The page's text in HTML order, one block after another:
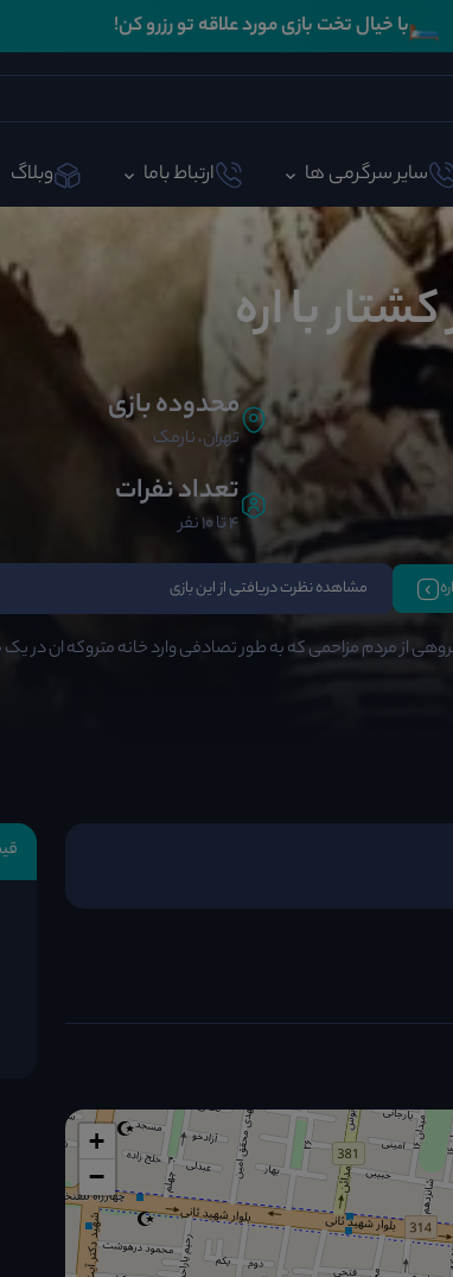
🛏️با خیال تخت بازی مورد علاقه تو رزرو کن!
سایر سرگرمی ها ارتباط باما وبلاگ
با اره
محدوده بازی
تهران، نارمک
تعداد نفرات
4 تا 10 نفر
مشاهده نظرت دریافتی از این بازی
از مردم مزاحمی که به طور تصادفی وارد خانه متروکه ان در یک
+
−